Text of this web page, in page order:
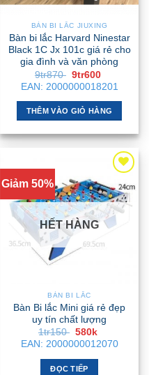
BÀN BI LẮC JIUXING
Bàn bi lắc Harvard Ninestar
Black 1C Jx 101c giá rẻ cho
gia đình và văn phòng
9tr870 Giá
gốc
là:
9tr870 .
9tr600
hiện
tại
là:
9tr600 .
EAN: 2000000018201
THÊM VÀO GIỎ HÀNG
Giảm 50%
HẾT HÀNG
BÀN BI LẮC
Bàn Bi lắc Mini giá rẻ đẹp
uy tín chất lượng
1tr150 Giá
gốc
là:
1tr150 .
580k
hiện
tại
EAN: 2000000012070
ĐỌC TIẾP